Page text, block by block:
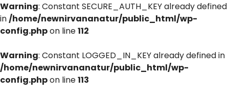
Warning: Constant SECURE_AUTH_KEY already defined
in/home/newnirvananatur/public_html/wp-
config.phpon line112
Warning: Constant LOGGED_IN_KEY already defined in
/home/newnirvananatur/public_html/wp-
config.phpon line113